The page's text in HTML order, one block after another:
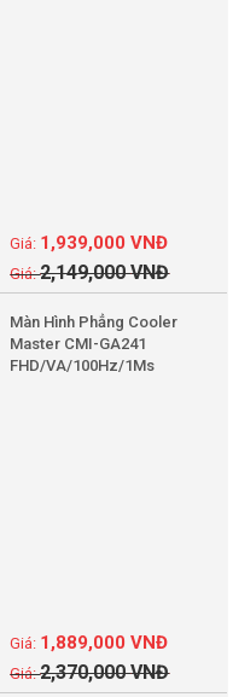
2,149,000VNĐ
1,939,000VNĐ
Màn Hình Phẳng Cooler
Master CMI-GA241
FHD/VA/100Hz/1Ms
2,370,000VNĐ
1,889,000VNĐ